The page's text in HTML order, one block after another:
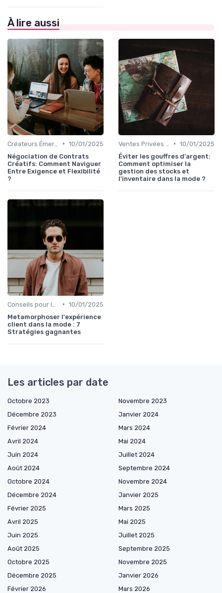
À lire aussi
• 10/01/2025
Négociation de Contrats
Créatifs: Comment Naviguer
Entre Exigence et Flexibilité
?
• 10/01/2025
Éviter les gouffres d'argent:
Comment optimiser la
gestion des stocks et
l'inventaire dans la mode ?
• 10/01/2025
Metamorphoser l'expérience
client dans la mode : 7
Stratégies gagnantes
Les articles par date
Octobre 2023
Novembre 2023
Décembre 2023
Janvier 2024
Février 2024
Mars 2024
Avril 2024
Mai 2024
Juin 2024
Juillet 2024
Août 2024
Septembre 2024
Octobre 2024
Novembre 2024
Décembre 2024
Janvier 2025
Février 2025
Mars 2025
Avril 2025
Mai 2025
Juin 2025
Juillet 2025
Août 2025
Septembre 2025
Octobre 2025
Novembre 2025
Décembre 2025
Janvier 2026
Février 2026
Mars 2026